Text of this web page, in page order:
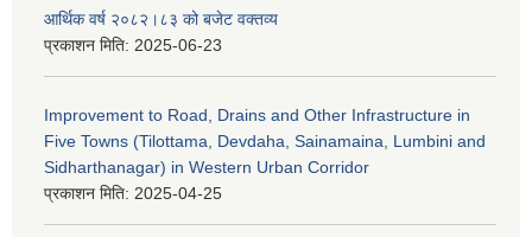
आर्थिक वर्ष २०८२।८३ को बजेट वक्तव्य
प्रकाशन मिति: 2025-06-23
Improvement to Road, Drains and Other Infrastructure in
Five Towns (Tilottama, Devdaha, Sainamaina, Lumbini and
Sidharthanagar) in Western Urban Corridor
प्रकाशन मिति: 2025-04-25